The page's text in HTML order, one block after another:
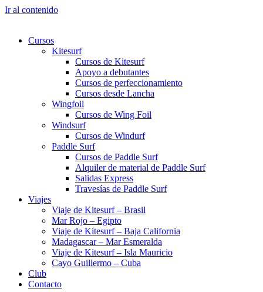
Ir al contenido
Cursos
Kitesurf
Cursos de Kitesurf
Apoyo a debutantes
Cursos de perfeccionamiento
Cursos desde Lancha
Wingfoil
Cursos de Wing Foil
Windsurf
Cursos de Windurf
Paddle Surf
Cursos de Paddle Surf
Alquiler de material de Paddle Surf
Salidas Express
Travesías de Paddle Surf
Viajes
Viaje de Kitesurf – Brasil
Mar Rojo – Egipto
Viaje de Kitesurf – Baja California
Madagascar – Mar Esmeralda
Viaje de Kitesurf – Isla Mauricio
Cayo Guillermo – Cuba
Club
Contacto